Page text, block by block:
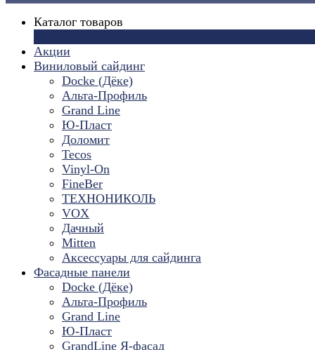
Каталог товаров
Акции
Виниловый сайдинг
Docke (Дёке)
Альта-Профиль
Grand Line
Ю-Пласт
Доломит
Tecos
Vinyl-On
FineBer
ТЕХНОНИКОЛЬ
VOX
Дачный
Mitten
Аксессуары для сайдинга
Фасадные панели
Docke (Дёке)
Альта-Профиль
Grand Line
Ю-Пласт
GrandLine Я-фасад